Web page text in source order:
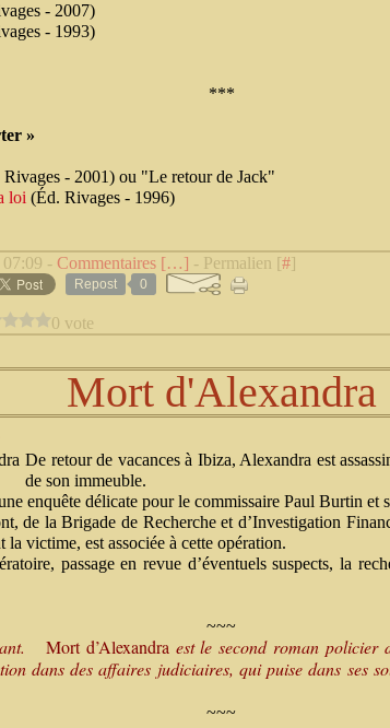
- 2007)
- 1993)
***
»
- 2001) ou "Le retour de Jack"
loi (Éd. Rivages - 1996)
07:09 - Commentaires […] - Permalien [#]
Repost 0
0 vote
Mort d'Alexandra
De retour de vacances à Ibiza, Alexandra est
de son immeuble.
enquête délicate pour le commissaire Paul Burtin et
de la Brigade de Recherche et d’Investigation
la victime, est associée à cette opération.
passage en revue d’éventuels suspects, la
~~~
Mort d’Alexandra est le second roman policier
dans des affaires judiciaires, qui puise dans ses
~~~